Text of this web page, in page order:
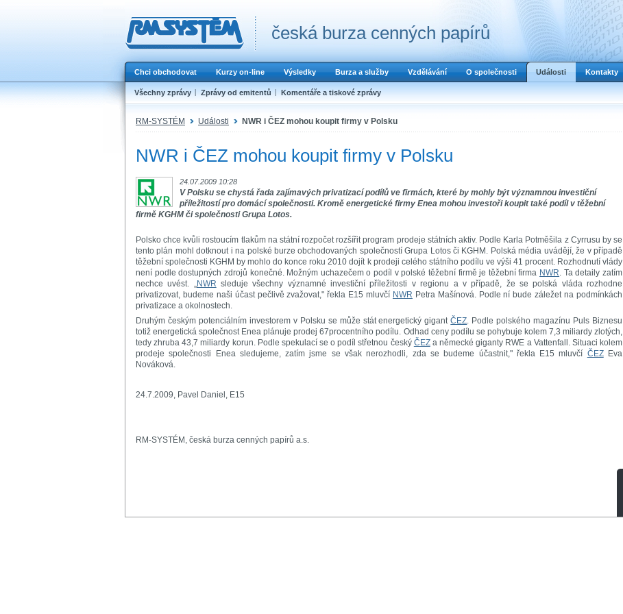
česká burza cenných papírů
Chci obchodovat Kurzy on-line Výsledky Burza a služby Vzdělávání O společnosti Události Kontakty
Všechny zprávy Zprávy od emitentů Komentáře a tiskové zprávy
RM-SYSTÉM Události NWR i ČEZ mohou koupit firmy v Polsku
NWR i ČEZ mohou koupit firmy v Polsku
24.07.2009 10:28
V Polsku se chystá řada zajímavých privatizací podílů ve firmách, které by mohly být významnou investiční
příležitostí pro domácí společnosti. Kromě energetické firmy Enea mohou investoři koupit také podíl v těžební
firmě KGHM či společnosti Grupa Lotos.
Polsko chce kvůli rostoucím tlakům na státní rozpočet rozšířit program prodeje státních aktiv. Podle Karla Potměšila z Cyrrusu by se
tento plán mohl dotknout i na polské burze obchodovaných společností Grupa Lotos či KGHM. Polská média uvádějí, že v případě
těžební společnosti KGHM by mohlo do konce roku 2010 dojít k prodeji celého státního podílu ve výši 41 procent. Rozhodnutí vlády
není podle dostupných zdrojů konečné. Možným uchazečem o podíl v polské těžební firmě je těžební firma NWR . Ta detaily zatím
nechce uvést. „ NWR sleduje všechny významné investiční příležitosti v regionu a v případě, že se polská vláda rozhodne
privatizovat, budeme naši účast pečlivě zvažovat," řekla E15 mluvčí NWR Petra Mašínová. Podle ní bude záležet na podmínkách
privatizace a okolnostech.
Druhým českým potenciálním investorem v Polsku se může stát energetický gigantČEZ . Podle polského magazínu Puls Biznesu
totiž energetická společnost Enea plánuje prodej 67procentního podílu. Odhad ceny podílu se pohybuje kolem 7,3 miliardy zlotých,
tedy zhruba 43,7 miliardy korun. Podle spekulací se o podíl střetnou český ČEZa německé giganty RWE a Vattenfall. Situaci kolem
prodeje společnosti Enea sledujeme, zatím jsme se však nerozhodli, zda se budeme účastnit," řekla E15 mluvčí ČEZEva
Nováková.
24.7.2009, Pavel Daniel, E15
RM-SYSTÉM, česká burza cenných papírů a.s.